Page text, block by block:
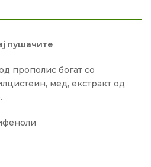
пушачите
прополис богат со
мед, екстракт од